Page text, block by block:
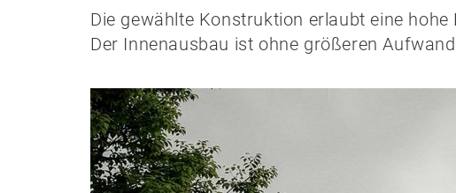
Die gewählte Konstruktion erlaubt eine
Der Innenausbau ist ohne größeren